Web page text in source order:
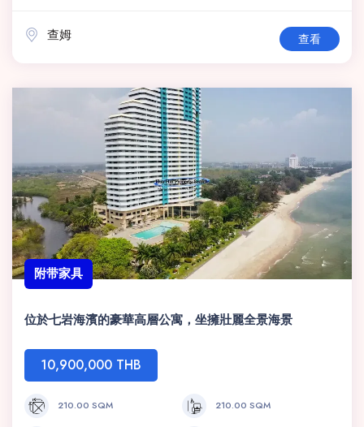
查姆 查看
附带家具
位於七岩海濱的豪華高層公寓，坐擁壯麗全景海景
10,900,000 THB
210.00 SQM 210.00 SQM